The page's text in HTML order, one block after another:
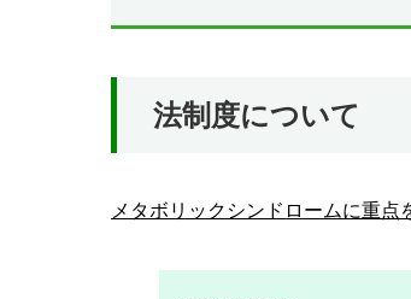
法制度について
メタボリックシンドロームに重点